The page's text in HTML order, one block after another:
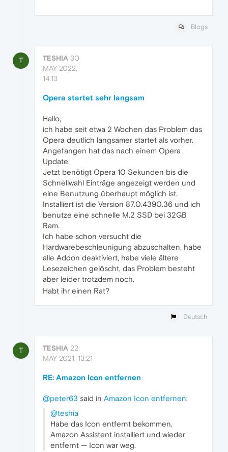
Blogs
T TESHIA 30
MAY 2022,
14:13
Opera startet sehr langsam
Hallo,
ich habe seit etwa 2 Wochen das Problem das
Opera deutlich langsamer startet als vorher.
Angefangen hat das nach einem Opera
Update.
Jetzt benötigt Opera 10 Sekunden bis die
Schnellwahl Einträge angezeigt werden und
eine Benutzung überhaupt möglich ist.
Installiert ist die Version 87.0.4390.36 und ich
benutze eine schnelle M.2 SSD bei 32GB
Ram.
Ich habe schon versucht die
Hardwarebeschleunigung abzuschalten, habe
alle Addon deaktiviert, habe viele ältere
Lesezeichen gelöscht, das Problem besteht
aber leider trotzdem noch.
Habt ihr einen Rat?
Deutsch
T TESHIA 22
MAY 2021, 13:21
RE: Amazon Icon entfernen
@peter63 said in Amazon Icon entfernen:
@teshia
Habe das Icon entfernt bekommen,
Amazon Assistent installiert und wieder
entfernt — Icon war weg.